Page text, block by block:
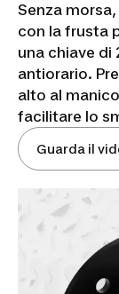
Senza
con la frusta
una chiave di
antiorario.
alto al
facilitare lo
Guarda il